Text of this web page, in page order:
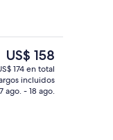
El
precio
actual
es
US$ 158
174 en total
incluidos
ago. - 18 ago.